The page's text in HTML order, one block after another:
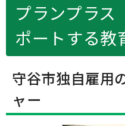
プランプラ
ポートする教
守谷市独自雇用
ャー